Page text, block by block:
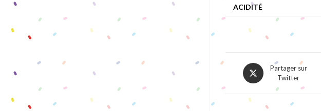
ACIDITÉ
Opens
in
new
Partager sur
Twitter